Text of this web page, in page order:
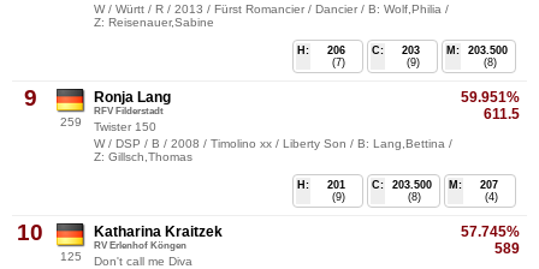
W / Württ / R / 2013 / Fürst Romancier / Dancier / B: Wolf,Philia /
Z: Reisenauer,Sabine
M:
203.500
(8)
C:
203
(9)
H:
206
(7)
9
259
59.951%
611.5
Ronja Lang
RFV Filderstadt
Twister 150
W / DSP / B / 2008 / Timolino xx / Liberty Son / B: Lang,Bettina /
Z: Gillsch,Thomas
M:
207
(4)
C:
203.500
(8)
H:
201
(9)
10
125
57.745%
589
Katharina Kraitzek
RV Erlenhof Köngen
Don't call me Diva